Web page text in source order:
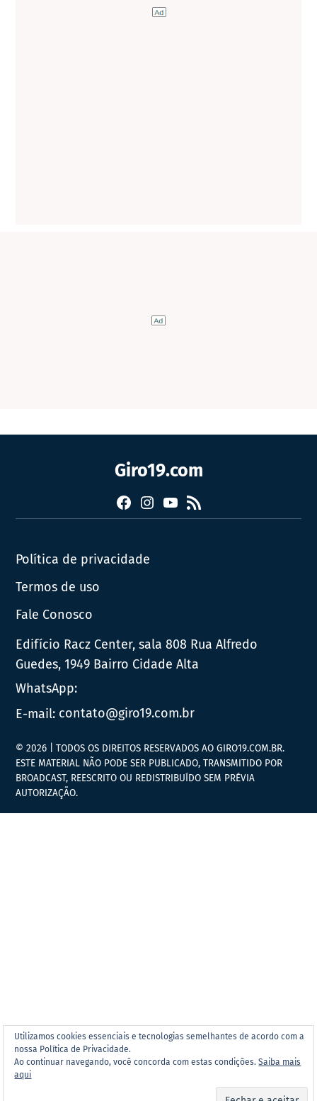
Giro19.com
FacebookInstagram
YouTube
RSS
Política de privacidade
Termos de uso
Fale Conosco
Edifício Racz Center, sala 808 Rua Alfredo
Guedes, 1949 Bairro Cidade Alta
WhatsApp:
E-mail: contato@giro19.com.br
Utilizamos cookies essenciais e tecnologias semelhantes de acordo com a
nossa Política de Privacidade.
Ao continuar navegando, você concorda com estas condições.Saiba mais
aqui
© 2026 | TODOS OS DIREITOS RESERVADOS AO GIRO19.COM.BR.
ESTE MATERIAL NÃO PODE SER PUBLICADO, TRANSMITIDO POR
BROADCAST, REESCRITO OU REDISTRIBUÍDO SEM PRÉVIA
AUTORIZAÇÃO.